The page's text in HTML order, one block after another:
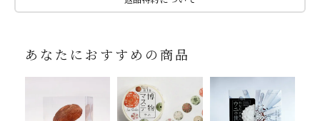
あなたにおすすめの商品